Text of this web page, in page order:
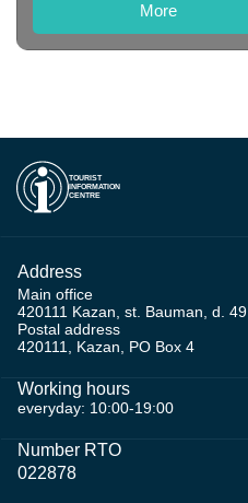
More
TOURIST
INFORMATION
CENTRE
Address
Main office
420111 Kazan, st. Bauman, d. 49
Postal address
420111, Kazan, PO Box 4
Working hours
everyday: 10:00-19:00
Number RTO
022878